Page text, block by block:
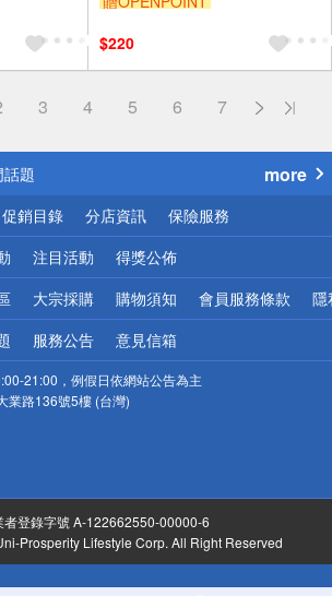
$220
3 4 5 6 7
地區配送
公告
題
優惠
區配送
網頁！請小心！
more
促銷目錄 分店資訊 保險服務
注目活動 得獎公佈
大宗採購 購物須知 會員服務條款 隱
服務公告 意見信箱
21:00，例假日依網站公告為主
業路136號5樓 (台灣)
者登錄字號 A-122662550-00000-6
Prosperity Lifestyle Corp. All Right Reserved